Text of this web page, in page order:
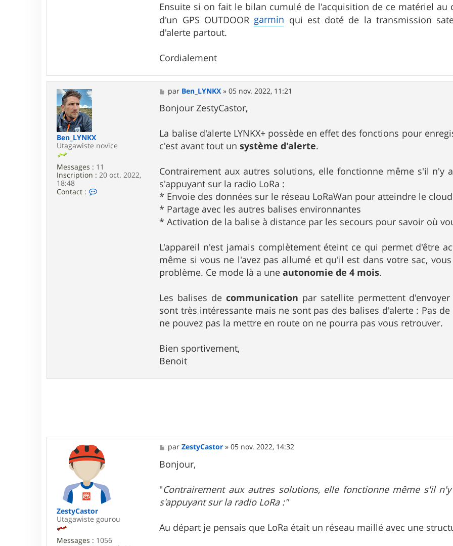
Ensuite si on fait le bilan cumulé de l'acquisition de ce matériel au
d'un GPS OUTDOORgarmin qui est doté de la transmission
d'alerte partout.
Cordialement
Ben_LYNKX
Utagawiste novice
Messages : 11
Inscription : 20 oct. 2022,
18:48
Contact :
M
e
s
s
g
e
par Ben_LYNKX »05 nov. 2022, 11:21
Bonjour ZestyCastor,
La balise d'alerte LYNKX+ possède en effet des fonctions pour
c'est avant tout unsystème d'alerte.
Contrairement aux autres solutions, elle fonctionne même s'il n'y a
s'appuyant sur la radio LoRa :
* Envoie des données sur le réseau LoRaWan pour atteindre le cloud
* Partage avec les autres balises environnantes
* Activation de la balise à distance par les secours pour savoir où
L'appareil n'est jamais complètement éteint ce qui permet d'être
même si vous ne l'avez pas allumé et qu'il est dans votre sac,
problème. Ce mode là a uneautonomie de 4 mois.
Les balises de communication par satellite permettent
sont très intéressante mais ne sont pas des balises d'alerte : Pas
ne pouvez pas la mettre en route on ne pourra pas vous retrouver.
Bien sportivement,
Benoit
ZestyCastor
Utagawiste gourou
Messages : 1056
M
e
s
s
g
e
parZestyCastor »05 nov. 2022, 14:32
Bonjour,
"Contrairement aux autres solutions, elle fonctionne même s'il
s'appuyant sur la radio LoRa :"
Au départ je pensais que LoRa était un réseau maillé avec une